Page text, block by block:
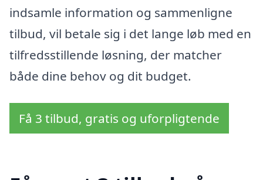
indsamle information og sammenligne
tilbud, vil betale sig i det lange løb med en
tilfredsstillende løsning, der matcher
både dine behov og dit budget.
Få 3 tilbud, gratis og uforpligtende